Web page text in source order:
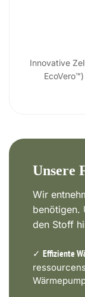
Innovative
Unsere
Wir
benötigen.
den Stoff
✓ Effiziente